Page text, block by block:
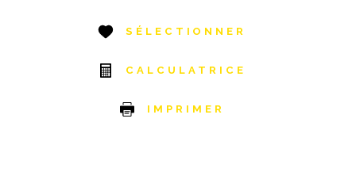
SÉLECTIONNER
CALCULATRICE
IMPRIMER